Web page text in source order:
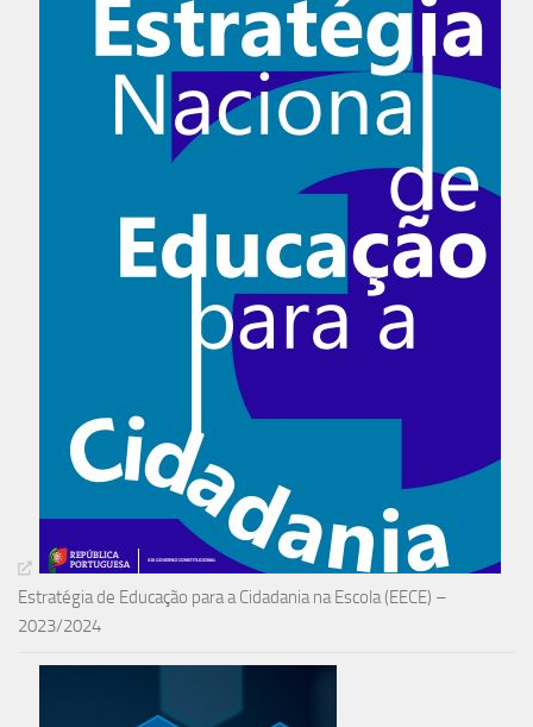
Estratégia de Educação para a Cidadania na Escola (EECE) –
2023/2024